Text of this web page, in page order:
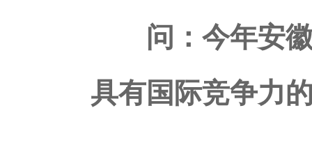
问：今年安徽
具有国际竞争力